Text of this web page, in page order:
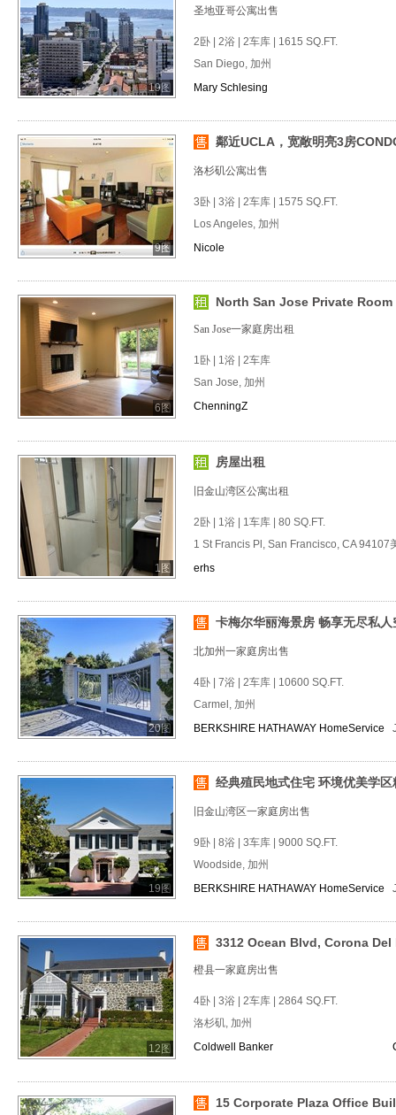
19图
圣地亚哥公寓出售
2卧 | 2浴 | 2车库 | 1615 SQ.FT.
San Diego, 加州
Mary Schlesing
9图
鄰近UCLA，宽敞明亮3房
洛杉矶公寓出售
3卧 | 3浴 | 2车库 | 1575 SQ.FT.
Los Angeles, 加州
Nicole
6图
North San Jose Private
San Jose一家庭房出租
1卧 | 1浴 | 2车库
San Jose, 加州
ChenningZ
1图
房屋出租
旧金山湾区公寓出租
2卧 | 1浴 | 1车库 | 80 SQ.FT.
1 St Francis Pl, San Francisco, CA 94107
erhs
20图
卡梅尔华丽海景房 畅享无尽私人
北加州一家庭房出售
4卧 | 7浴 | 2车库 | 10600 SQ.FT.
Carmel, 加州
BERKSHIRE HATHAWAY HomeService
19图
经典殖民地式住宅 环境优美学区
旧金山湾区一家庭房出售
9卧 | 8浴 | 3车库 | 9000 SQ.FT.
Woodside, 加州
BERKSHIRE HATHAWAY HomeService
12图
3312 Ocean Blvd, Corona Del
橙县一家庭房出售
4卧 | 3浴 | 2车库 | 2864 SQ.FT.
洛杉矶, 加州
Coldwell Banker
15 Corporate Plaza Office